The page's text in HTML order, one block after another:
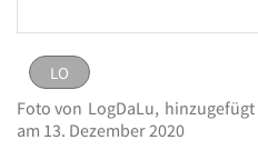
Logo Holzhandel-
LO
eingestellt von
Bild melden
LO
Foto von LogDaLu, hinzugefügt
am 13. Dezember 2020